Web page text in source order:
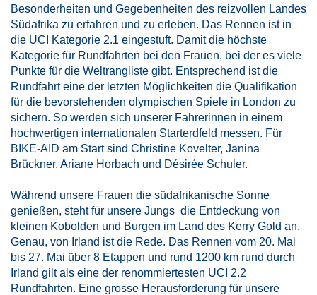
Besonderheiten und Gegebenheiten des reizvollen Landes
Südafrika zu erfahren und zu erleben. Das Rennen ist in
die UCI Kategorie 2.1 eingestuft. Damit die höchste
Kategorie für Rundfahrten bei den Frauen, bei der es viele
Punkte für die Weltrangliste gibt. Entsprechend ist die
Rundfahrt eine der letzten Möglichkeiten die Qualifikation
für die bevorstehenden olympischen Spiele in London zu
sichern. So werden sich unserer Fahrerinnen in einem
hochwertigen internationalen Starterdfeld messen. Für
BIKE-AID am Start sind Christine Kovelter, Janina
Brückner, Ariane Horbach und Désirée Schuler.
Während unsere Frauen die südafrikanische Sonne
genießen, steht für unsere Jungs die Entdeckung von
kleinen Kobolden und Burgen im Land des Kerry Gold an.
Genau, von Irland ist die Rede. Das Rennen vom 20. Mai
bis 27. Mai über 8 Etappen und rund 1200 km rund durch
Irland gilt als eine der renommiertesten UCI 2.2
Rundfahrten. Eine grosse Herausforderung für unsere